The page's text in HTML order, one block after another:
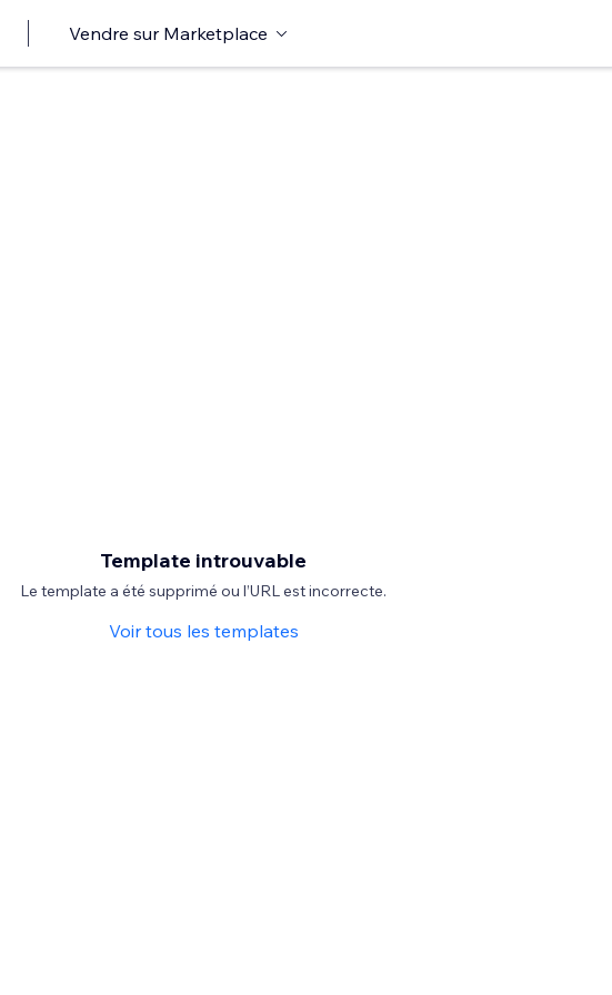
Vendre sur Marketplace
Template introuvable
Le template a été supprimé ou l’URL est incorrecte.
Voir tous les templates